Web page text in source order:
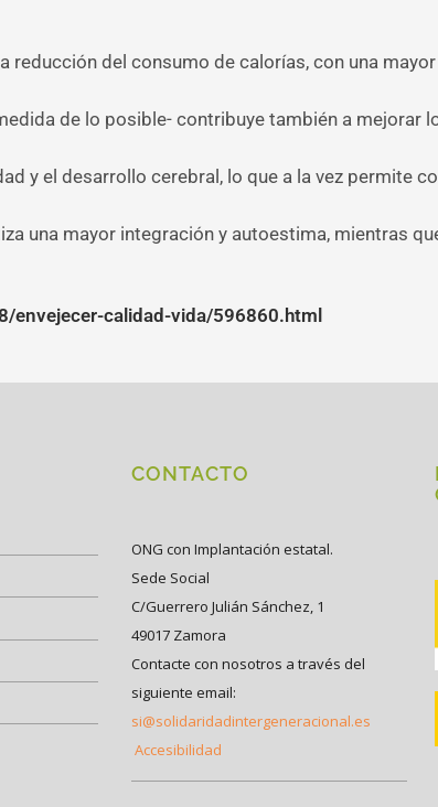
del consumo de calorías, con una
de lo posible- contribuye también a mejorar
y el desarrollo cerebral, lo que a la vez permite
una mayor integración y autoestima, mientras
calidad-vida/596860.html
CONTACTO
ONG con Implantación estatal.
Sede Social
C/Guerrero Julián Sánchez, 1
49017 Zamora
Contacte con nosotros a través del
siguiente email:
si@solidaridadintergeneracional.es
Accesibilidad